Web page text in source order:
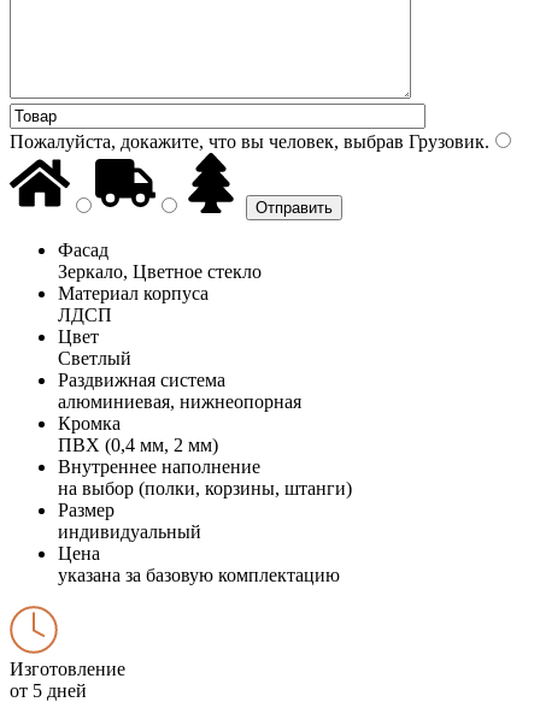
Пожалуйста, докажите, что вы человек, выбрав Грузовик.
Фасад
Зеркало, Цветное стекло
Материал корпуса
ЛДСП
Цвет
Светлый
Раздвижная система
алюминиевая, нижнеопорная
Кромка
ПВХ (0,4 мм, 2 мм)
Внутреннее наполнение
на выбор (полки, корзины, штанги)
Размер
индивидуальный
Цена
указана за базовую комплектацию
Изготовление
от 5 дней